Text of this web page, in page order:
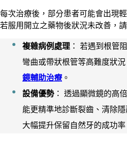
每次治療後，部分患者可能會出現
若服用開立之藥物後狀況未改善，
複雜病例處理 ： 若遇到根管
彎曲或帶狀根管等高難度狀
鏡輔助治療 。
設備優勢： 透過顯微鏡的高
能更精準地診斷裂齒、清除隱
大幅提升保留自然牙的成功率